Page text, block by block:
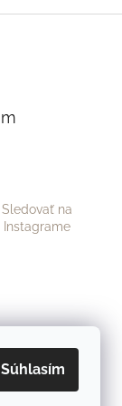
Súhlasím
Sledovať na
Instagrame